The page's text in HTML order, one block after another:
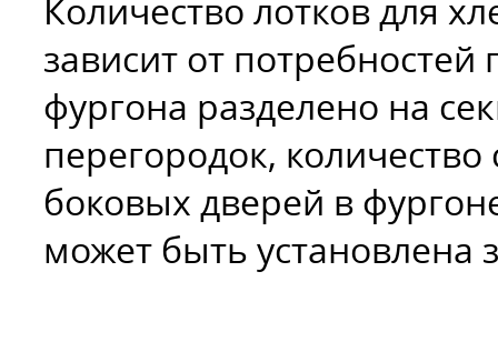
Количество лотков для
зависит от
фургона разделено на
перегородок, количество
боковых дверей в
может быть установлена